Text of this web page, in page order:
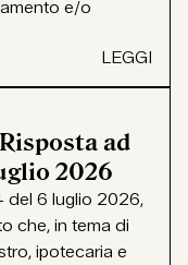
e/o
LEGGI
ad
2026
del 6 luglio 2026,
che, in tema di
ipotecaria e